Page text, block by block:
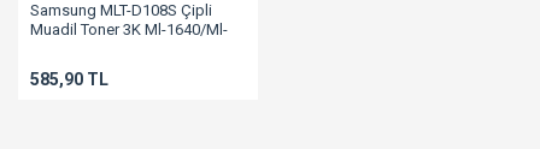
Samsung MLT-D108S Çipli
Muadil Toner 3K Ml-1640/Ml-
585,90 TL